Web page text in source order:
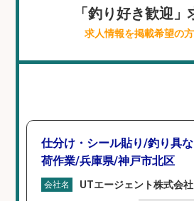
「釣り好き歓迎
求人情報を掲載希望の
仕分け・シール貼り/釣り具
荷作業/兵庫県/神戸市北区
会社名 UTエージェント株式会社